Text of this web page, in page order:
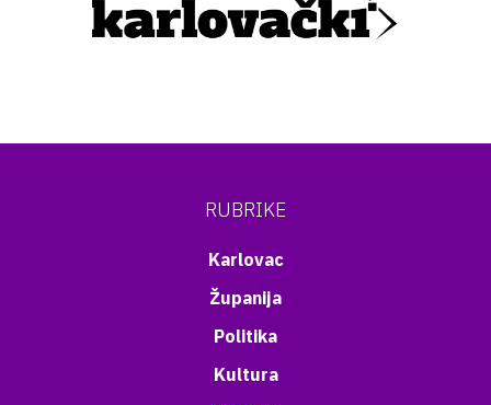
RUBRIKE
Karlovac
Županija
Politika
Kultura